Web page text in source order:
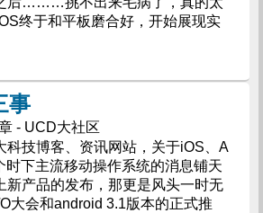
终于和平板磨合好，开始展现实
事
- UCD大社区
科技博客、资讯网站，关于iOS、A
时下主流移动操作系统的消息铺天
新产品的发布，那更是风头一时无
大会和android 3.1版本的正式推